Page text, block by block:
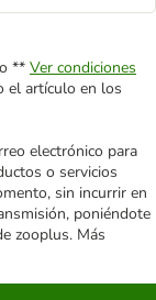
** Ver condiciones
el artículo en los
electrónico para
o servicios
sin incurrir en
poniéndote
zooplus. Más